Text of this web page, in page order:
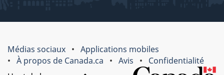
Médias sociaux
Applications mobiles
À propos de Canada.ca
Avis
Confidentialité